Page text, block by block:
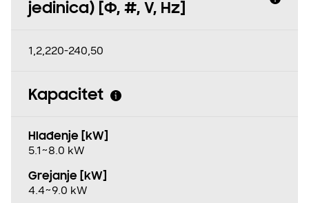
jedinica) [Φ, #, V, Hz]
1,2,220-240,50
Kapacitet
Hlađenje [kW]
5.1~8.0 kW
Grejanje [kW]
4.4~9.0 kW